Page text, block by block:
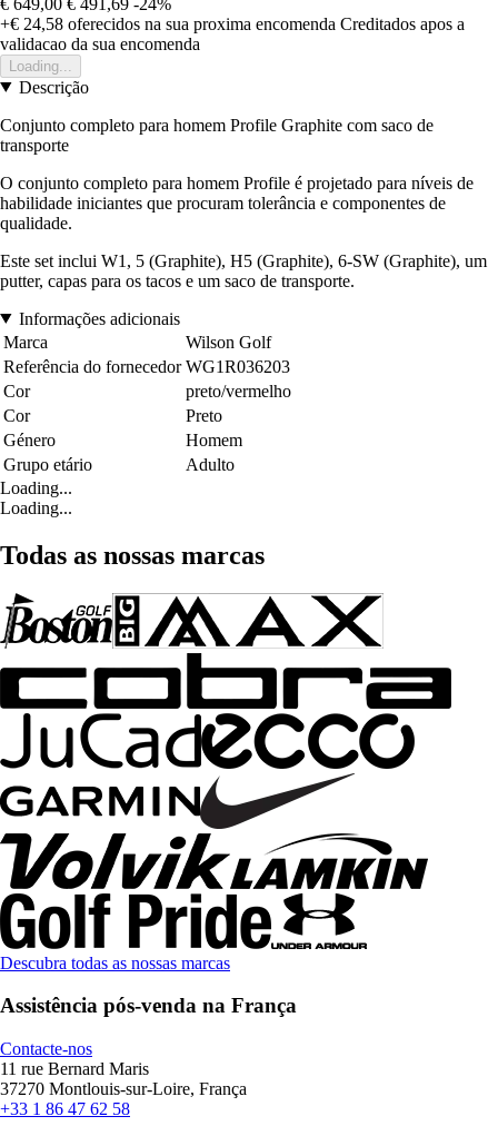
+€ 24,58 oferecidos na sua proxima encomenda Creditados apos a
validacao da sua encomenda
Loading...
Descrição
Conjunto completo para homem Profile Graphite com saco de
transporte
O conjunto completo para homem Profile é projetado para níveis de
habilidade iniciantes que procuram tolerância e componentes de
qualidade.
Este set inclui W1, 5 (Graphite), H5 (Graphite), 6-SW (Graphite), um
putter, capas para os tacos e um saco de transporte.
Informações adicionais
Marca
Wilson Golf
Referência do fornecedor WG1R036203
Cor
preto/vermelho
Cor
Preto
Género
Homem
Grupo etário
Adulto
Loading...
Loading...
Todas as nossas marcas
Descubra todas as nossas marcas
Assistência pós-venda na França
Contacte-nos
11 rue Bernard Maris
37270 Montlouis-sur-Loire, França
+33 1 86 47 62 58